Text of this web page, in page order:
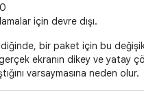
için devre dışı.
bir paket için bu
ekranın dikey ve yatay
varsaymasına neden olur.